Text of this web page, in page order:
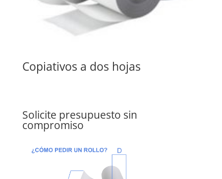
Copiativos a dos hojas
Solicite presupuesto sin
compromiso